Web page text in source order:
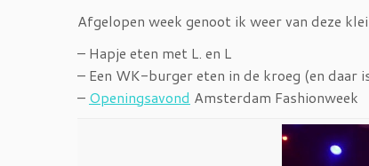
Afgelopen week genoot ik weer van deze
– Hapje eten met L. en L
– Een WK-burger eten in de kroeg (en daar
– Openingsavond Amsterdam Fashionweek